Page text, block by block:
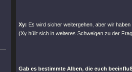
Xy: Es wird sicher weitergehen, aber wir
(Xy hüllt sich in weiteres Schweigen zu der
Gab es bestimmte Alben, die euch